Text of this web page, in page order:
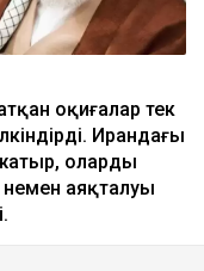
оқиғалар тек
Ирандағы
олардың
немен аяқталуы